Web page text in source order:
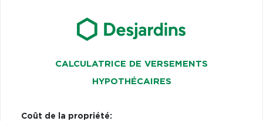
CALCULATRICE DE VERSEMENTS
HYPOTHÉCAIRES
Coût de la propriété: